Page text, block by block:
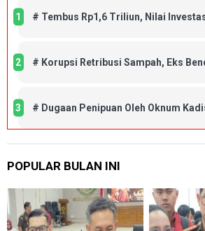
1 # Tembus Rp1,6 Triliun, Nilai
2 # Korupsi Retribusi Sampah, Eks
3 # Dugaan Penipuan Oleh Oknum
POPULAR BULAN INI